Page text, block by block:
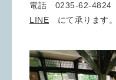
電話 0235-62-4824
LINE にて承ります。